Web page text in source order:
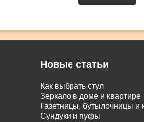
Новые статьи
Как выбрать стул
Зеркало в доме и квартире
Газетницы, бутылочницы и
Сундуки и пуфы